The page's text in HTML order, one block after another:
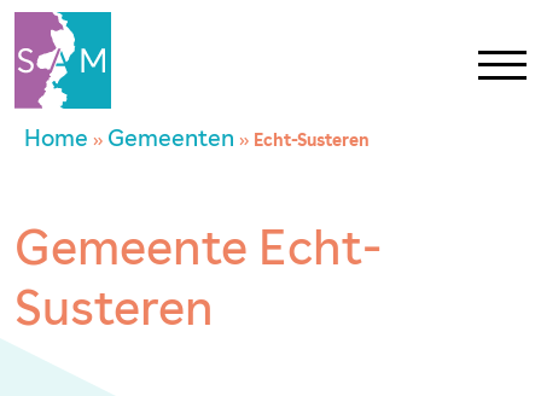
Contact
SAM Limburg
Home » Gemeenten » Echt-Susteren
Gemeente Echt-
Susteren